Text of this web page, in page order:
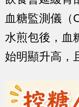
血糖監測儀（
水煎包後，血
始明顯升高，